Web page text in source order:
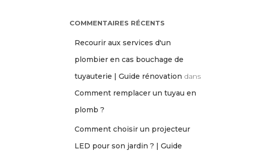
COMMENTAIRES RÉCENTS
Recourir aux services d'un
plombier en cas bouchage de
tuyauterie | Guide rénovation dans
Comment remplacer un tuyau en
plomb ?
Comment choisir un projecteur
LED pour son jardin ? | Guide